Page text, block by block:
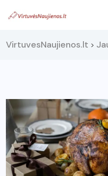
VirtuvesNaujienos.lt >